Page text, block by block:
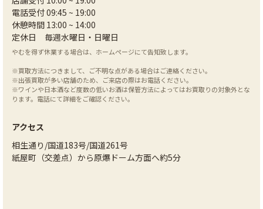
電話受付 09:45 ~ 19:00
休憩時間 13:00 ~ 14:00
定休日 毎週水曜日・日曜日
やむを得ず休業する場合は、ホームページにて告知致します。
※買取方法につきまして、ご不明な点がある場合はご連絡ください。
※出張買取が多い店舗のため、ご来店の際はお電話ください。
※ワインや日本酒など度数の低いお酒は保管方法によってはお買取りの対象外とな
ります。電話にて詳細をご確認ください。
アクセス
相生通り/国道183号/国道261号
紙屋町（交差点）から原爆ドーム方面へ約5分